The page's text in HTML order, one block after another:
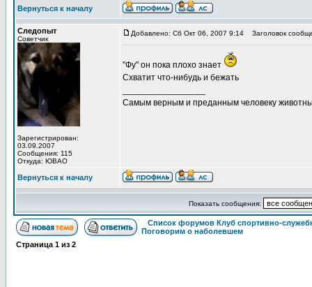
Вернуться к началу
Следопыт
Советчик
Зарегистрирован:
03.09.2007
Сообщения: 115
Откуда: ЮВАО
Добавлено: Сб Окт 06, 2007 9:14 Заголовок
"Фу" он пока плохо знает
Схватит что-нибудь и бежать
Самым верным и преданным человеку
Вернуться к началу
Показать сообщения:
Список форумов Клуб спортивно-
Поговорим о наболевшем
Страница 1 из 2